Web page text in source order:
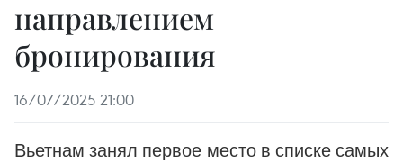
направлением
бронирования
16/07/2025 21:00
Вьетнам занял первое место в списке самых